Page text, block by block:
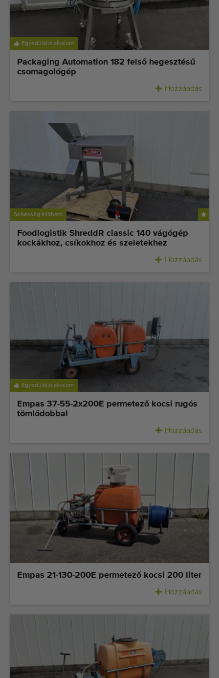
Egyedülálló alkalom
Packaging Automation 182 felső hegesztésű
csomagológép
Hozzáadás
Sebesség állítható
Foodlogistik ShreddR classic 140 vágógép
kockákhoz, csíkokhoz és szeletekhez
Hozzáadás
Egyedülálló alkalom
Empas 37-55-2x200E permetező kocsi rugós
tömlődobbal
Hozzáadás
Empas 21-130-200E permetező kocsi 200 liter
Hozzáadás